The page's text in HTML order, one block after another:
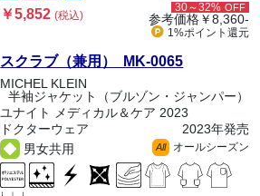
￥5,852(税込)
30～32% OFF
参考価格￥8,360-
1%ポイント 還元
スクラブ（兼用） MK-0065
MICHEL KLEIN
半袖ジャケット（ブルゾン・ジャンパー）
ユナイト メディカル＆ケア 2023
ドクターウェア
2023年発売
男女共用
All オールシーズン